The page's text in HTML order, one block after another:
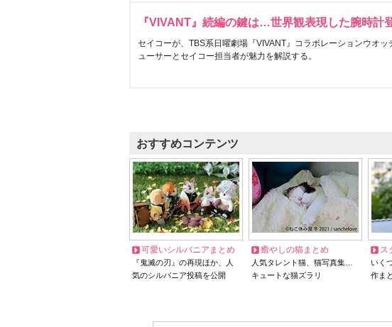
『VIVANT』続編の鍵は…世界観表現した腕時計
セイコーが、TBS系日曜劇場『VIVANT』コラボレーションウオ
ューサーとセイコー担当者が魅力を解説する。
おすすめコンテンツ
可愛いシルバニアまとめ
『鬼滅の刃』の再現ほか、人
気のシルバニア投稿を公開
癒やしの猫まとめ
人気タレント猫、猫写真集…
キュートな猫ズラリ
ス
いく
作ま